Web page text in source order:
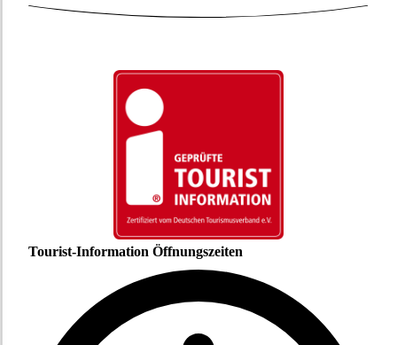
Tourist-Information Öffnungszeiten